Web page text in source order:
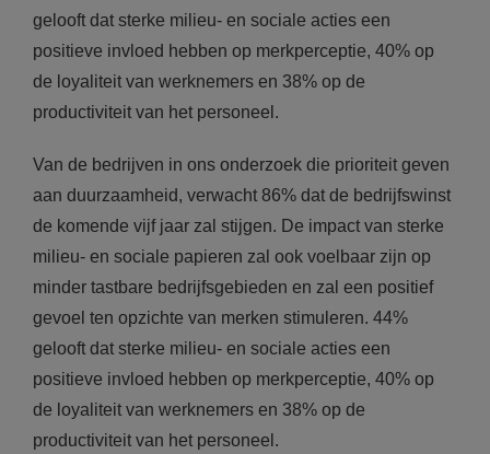
gelooft dat sterke milieu- en sociale acties een
positieve invloed hebben op merkperceptie, 40% op
de loyaliteit van werknemers en 38% op de
productiviteit van het personeel.
Van de bedrijven in ons onderzoek die prioriteit geven
aan duurzaamheid, verwacht 86% dat de bedrijfswinst
de komende vijf jaar zal stijgen. De impact van sterke
milieu- en sociale papieren zal ook voelbaar zijn op
minder tastbare bedrijfsgebieden en zal een positief
gevoel ten opzichte van merken stimuleren. 44%
gelooft dat sterke milieu- en sociale acties een
positieve invloed hebben op merkperceptie, 40% op
de loyaliteit van werknemers en 38% op de
productiviteit van het personeel.